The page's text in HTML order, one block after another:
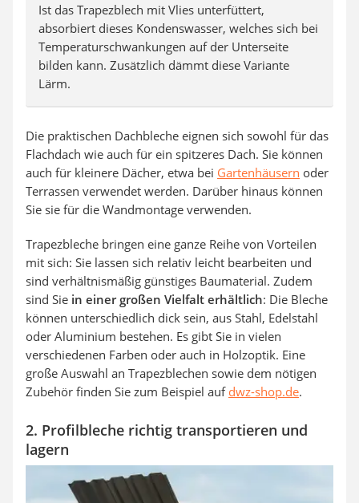
Ist das Trapezblech mit Vlies unterfüttert,
absorbiert dieses Kondenswasser, welches sich bei
Temperaturschwankungen auf der Unterseite
bilden kann. Zusätzlich dämmt diese Variante
Lärm.
Die praktischen Dachbleche eignen sich sowohl für das
Flachdach wie auch für ein spitzeres Dach. Sie können
auch für kleinere Dächer, etwa bei Gartenhäusern oder
Terrassen verwendet werden. Darüber hinaus können
Sie sie für die Wandmontage verwenden.
Trapezbleche bringen eine ganze Reihe von Vorteilen
mit sich: Sie lassen sich relativ leicht bearbeiten und
sind verhältnismäßig günstiges Baumaterial. Zudem
sind Sie in einer großen Vielfalt erhältlich: Die Bleche
können unterschiedlich dick sein, aus Stahl, Edelstahl
oder Aluminium bestehen. Es gibt Sie in vielen
verschiedenen Farben oder auch in Holzoptik. Eine
große Auswahl an Trapezblechen sowie dem nötigen
Zubehör finden Sie zum Beispiel auf dwz-shop.de.
2. Profilbleche richtig transportieren und
lagern